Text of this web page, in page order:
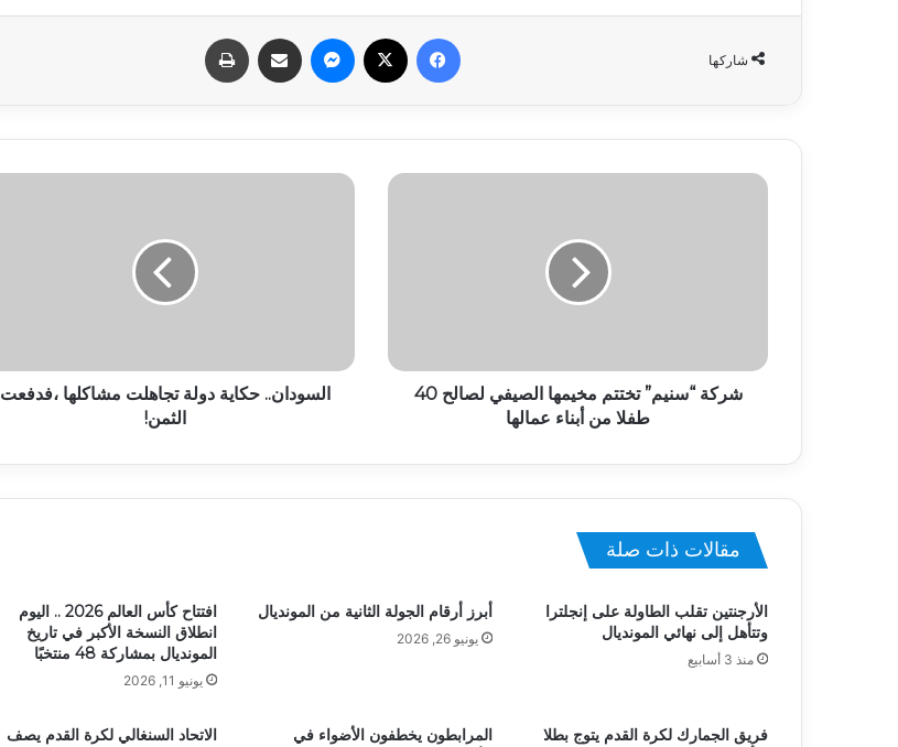
شاركها
فيسبوك ماسنجر مشاركة عبر البريد
شركة “سنيم” تختتم مخيمها الصيفي لصالح 40
طفلا من أبناء عمالها
السودان.. حكاية دولة تجاهلت مشاكلها ،فدفعت
الثمن!
مقالات ذات صلة
الأرجنتين تقلب الطاولة على إنجلترا
وتتأهل إلى نهائي المونديال
منذ 3 أسابيع
أبرز أرقام الجولة الثانية من المونديال
يونيو 26, 2026
افتتاح كأس العالم 2026 .. اليوم
انطلاق النسخة الأكبر في تاريخ
المونديال بمشاركة 48 منتخبًا
يونيو 11, 2026
فريق الجمارك لكرة القدم يتوج بطلا
المرابطون يخطفون الأضواء في
الاتحاد السنغالي لكرة القدم يصف